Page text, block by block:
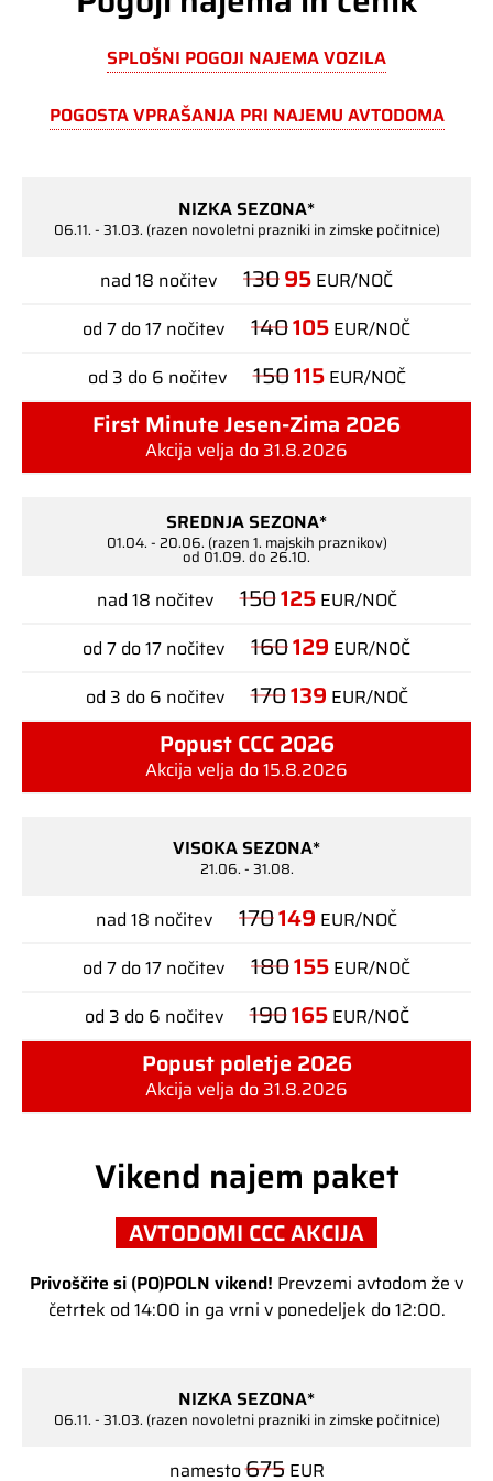
SPLOŠNI POGOJI NAJEMA VOZILA
POGOSTA VPRAŠANJA PRI NAJEMU AVTODOMA
NIZKA SEZONA*
06.11. - 31.03. (razen novoletni prazniki in zimske počitnice)
nad 18 nočitev 13095 EUR/NOČ
od 7 do 17 nočitev
140105 EUR/NOČ
od 3 do 6 nočitev
150115EUR/NOČ
First Minute Jesen-Zima 2026
Akcija velja do 31.8.2026
SREDNJA SEZONA*
01.04. - 20.06. (razen 1. majskih praznikov)
od 01.09. do 26.10.
nad 18 nočitev 150125EUR/NOČ
od 7 do 17 nočitev
160129 EUR/NOČ
od 3 do 6 nočitev
170139 EUR/NOČ
Popust CCC 2026
Akcija velja do 15.8.2026
VISOKA SEZONA*
21.06. - 31.08.
nad 18 nočitev 170149 EUR/NOČ
od 7 do 17 nočitev
180155 EUR/NOČ
od 3 do 6 nočitev
190165EUR/NOČ
Popust poletje 2026
Akcija velja do 31.8.2026
Vikend najem paket
AVTODOMI CCC AKCIJA
Privoščite si (PO)POLN vikend! Prevzemi avtodom že v
četrtek od 14:00 in ga vrni v ponedeljek do 12:00.
NIZKA SEZONA*
06.11. - 31.03. (razen novoletni prazniki in zimske počitnice)
namesto675EUR